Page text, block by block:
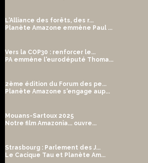
L'Alliance des forêts, des r...
Planète Amazone emmène Paul ...
Vers la COP30 : renforcer le...
PA emmène l'eurodéputé Thoma...
2ème édition du Forum des pe...
Planète Amazone s'engage aup...
Mouans-Sartoux 2025
Notre film Amazonia... ouvre...
Strasbourg : Parlement des J...
Le Cacique Tau et Planète Am...